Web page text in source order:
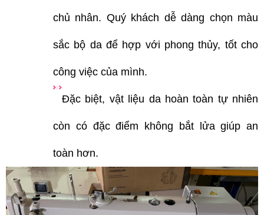
chủ nhân. Quý khách dễ dàng chọn màu
sắc bộ da để hợp với phong thủy, tốt cho
công việc của mình.
Đặc biệt, vật liệu da hoàn toàn tự nhiên
còn có đặc điểm không bắt lửa giúp an
toàn hơn.